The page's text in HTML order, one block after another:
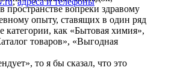
вопреки здравому
опыту, ставящих в один ряд
категории, как «Бытовая химия»,
товаров», «Выгодная
то я бы сказал, что это